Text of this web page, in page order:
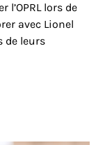
lors de
avec Lionel
de leurs